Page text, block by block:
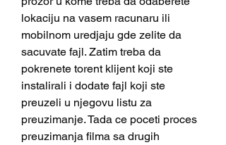
lokaciju na vasem racunaru ili
mobilnom uredjaju gde zelite da
sacuvate fajl. Zatim treba da
pokrenete torent klijent koji ste
instalirali i dodate fajl koji ste
preuzeli u njegovu listu za
preuzimanje. Tada ce poceti proces
preuzimanja filma sa drugih